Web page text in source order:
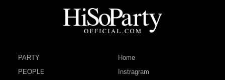
PARTY
PEOPLE
Home
Instragram